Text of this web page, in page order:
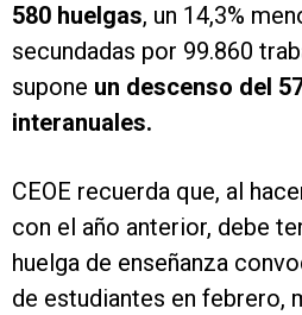
580 huelgas, un 14,3%
secundadas por 99.860
supone un descenso del
interanuales.
CEOE recuerda que, al
con el año anterior, debe
huelga de enseñanza
de estudiantes en febrero,